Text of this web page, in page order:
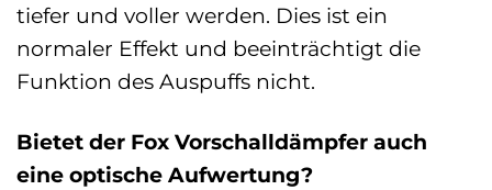
tiefer und voller werden. Dies ist ein
normaler Effekt und beeinträchtigt die
Funktion des Auspuffs nicht.
Bietet der Fox Vorschalldämpfer auch
eine optische Aufwertung?